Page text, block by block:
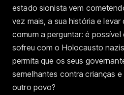
estado sionista vem
vez mais, a sua história e levar
comum a perguntar: é possível
sofreu com o Holocausto
permita que os seus
semelhantes contra crianças
outro povo?